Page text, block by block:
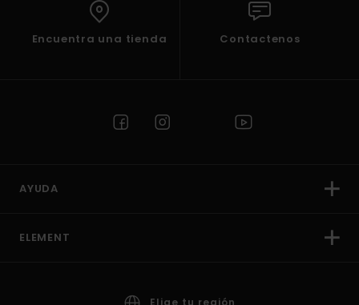
Encuentra una tienda Contactenos
AYUDA
ELEMENT